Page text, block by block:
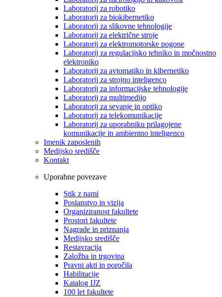
Laboratorij za robotiko
Laboratorij za biokibernetiko
Laboratorij za slikovne tehnologije
Laboratorij za električne stroje
Laboratorij za elektromotorske pogone
Laboratorij za regulacijsko tehniko in močnostno
elektroniko
Laboratorij za avtomatiko in kibernetiko
Laboratorij za strojno inteligenco
Laboratorij za informacijske tehnologije
Laboratorij za multimedijo
Laboratorij za sevanje in optiko
Laboratorij za telekomunikacije
Laboratorij za uporabniku prilagojene
komunikacije in ambientno inteligenco
Imenik zaposlenih
Medijsko središče
Kontakt
Uporabne povezave
Stik z nami
Poslanstvo in vizija
Organiziranost fakultete
Prostori fakultete
Nagrade in priznanja
Medijsko središče
Restavracija
Založba in trgovina
Pravni akti in poročila
Habilitacije
Katalog IJZ
100 let fakultete